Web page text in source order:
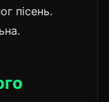
пісень.